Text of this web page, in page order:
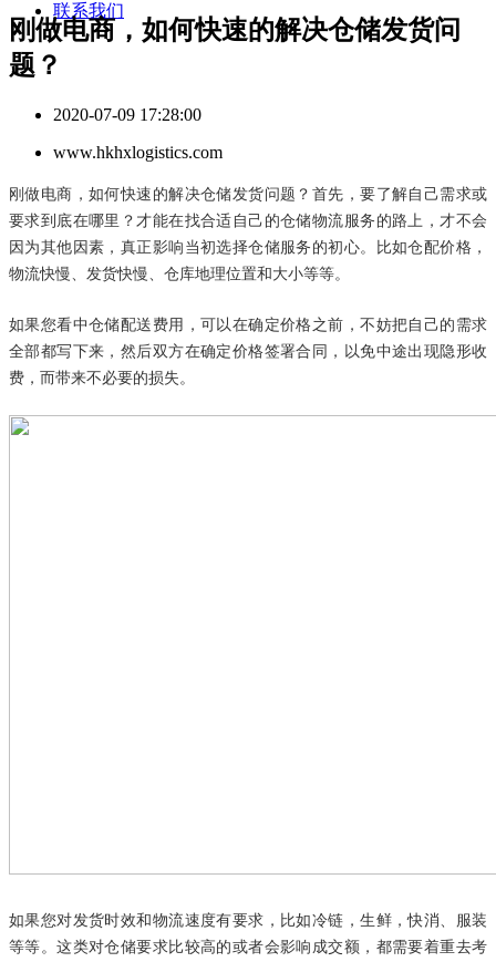
联系我们
刚做电商，如何快速的解决仓储发货问
题？
2020-07-09 17:28:00
www.hkhxlogistics.com
刚做电商，如何快速的解决仓储发货问题？ 首先，要了解自己需求或
要求到底在哪里？ 才能在找合适自己的仓储物流服务的路上，才不会
因为其他因素，真正影响当初选择仓储服务的初心。
比如仓配价格，
物流快慢、发货快慢、仓库地理位置和大小等等。
如果您看中仓储配送费用，可以在确定价格之前 ，不妨把自己的需求
全部都写下来，然后双方在确定价格签署合同，以免中途出现隐形收
费，而带来不必要的损失。
如果您对发货时效和物流速度有要求 ，比如冷链，生鲜，快消、服装
等等。这类对仓储要求比较高的或者会影响成交额，都需要着重去考